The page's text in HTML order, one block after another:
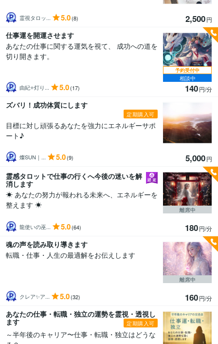
霊視タロッ... 5.0(8) 2,500円
仕事運を開運させます
あなたの仕事に関する運気を視て、 成功への道を
切り開きます。
由紀⭐灯り... 5.0(17) 140円/分
予約受付中
相談中
ズバリ！成功体質にします
定期購入可
目標に対し頑張るあなたを強力にエネルギーサポ
ート♪
燦SUN｜... 5.0(9) 5,000円
霊感タロットで仕事の行くへ今後の迷いを解
消します
☀ あなたの努力が報われる未来へ、エネルギーを
整えます ☀
龍使いの巫... 5.0(64) 180円/分
離席中
魂の声を読み取り導きます
転職・仕事・人生の最適解をお伝えします
クレア✨ア... 5.0(32) 160円/分
離席中
あなたの仕事・転職・独立の運勢を霊視・透視し
ます
定期購入可
～半年後のキャリア〜仕事・転職・独立はどうな